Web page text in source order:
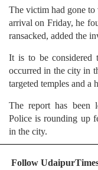
The victim had gone
arrival on Friday, he
ransacked, added the
It is to be considered
occurred in the city in
targeted temples and a
The report has been
Police is rounding up
in the city.
Follow